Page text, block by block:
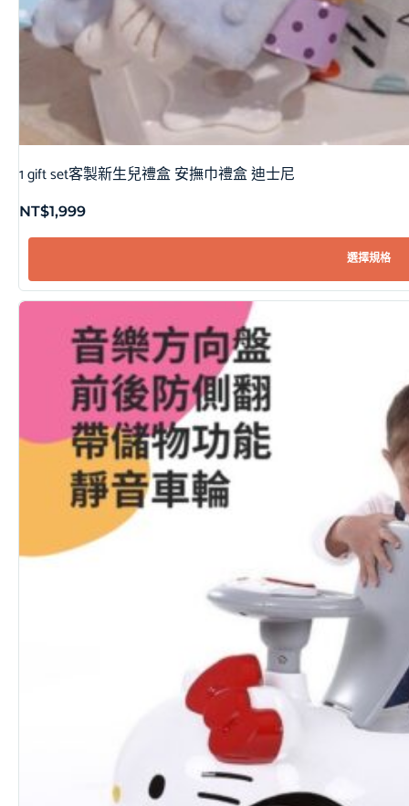
1 gift set客製新生兒禮盒 安撫巾禮盒 迪士尼
NT$1,999
選擇規格